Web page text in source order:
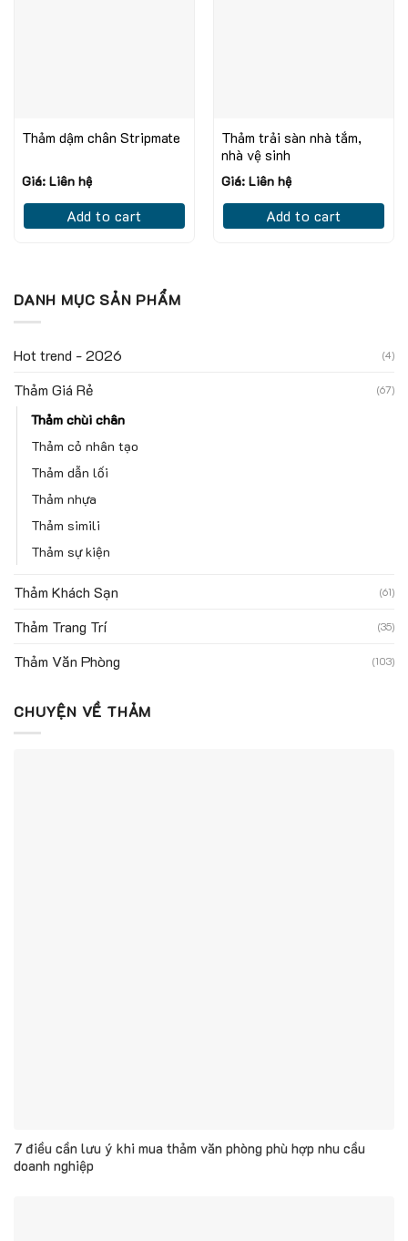
Thảm dậm chân Stripmate
Giá: Liên hệ
Add to cart
Thảm trải sàn nhà tắm,
nhà vệ sinh
Giá: Liên hệ
Add to cart
DANH MỤC SẢN PHẨM
Hot trend - 2026 (4)
Thảm Giá Rẻ (67)
Thảm chùi chân
Thảm cỏ nhân tạo
Thảm dẫn lối
Thảm nhựa
Thảm simili
Thảm sự kiện
Thảm Khách Sạn (61)
Thảm Trang Trí (35)
Thảm Văn Phòng (103)
CHUYỆN VỀ THẢM
7 điều cần lưu ý khi mua thảm văn phòng phù hợp nhu cầu
doanh nghiệp